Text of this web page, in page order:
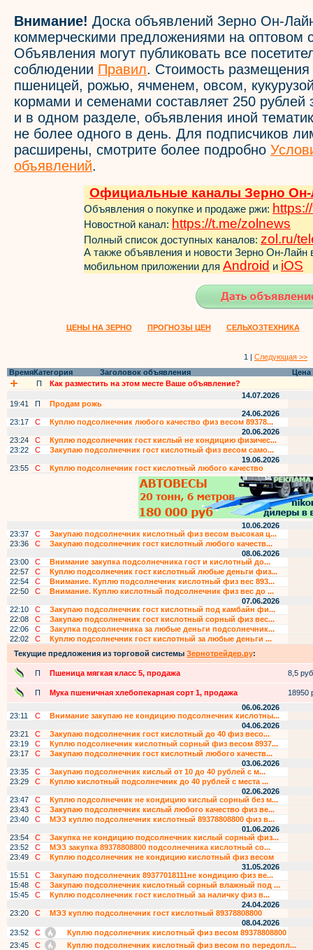
Внимание! Доска объявлений Зерно Он-
коммерческими предложениями на оптовом
Объявления могут публиковать все
соблюдении Правил. Стоимость
пшеницей, рожью, ячменем, овсом,
кормами и семенами составляет 250 рублей
и в одном разделе, объявления иной
не более одного в день. Для подписчиков
расширены, смотрите более подробно
объявлений.
Официальные каналы Зерно Он-
Объявления о покупке и продаже ржи:
Новостной канал: https://t.me/zol news
Полный список доступных каналов: zol.ru/
А также объявления и новости Зерно Он-Лайн
мобильном приложении для Android и iOS
ЦЕНЫ НА ЗЕРНО ПРОГНОЗЫ ЦЕН СЕЛЬХОЗТЕХНИКА
1 | Следующая >>
ВремяКатегория Заголовок объявления
Цена
П
Как разместить на этом месте Ваше объявление?
14.07.2026
19:41
П
Продам рожь
24.06.2026
23:17
С
Куплю подсолнечник любого качество физ весом 89378...
20.06.2026
23:24
С
Куплю подсолнечник гост кислый не кондицию физичес...
23:22
С
Закупаю подсолнечник гост кислотный физ весом само...
19.06.2026
23:55
С Куплю подсолнечник гост кислотный любого качество
10.06.2026
23:37
С
Закупаю подсолнечник кислотный физ весом высокая ц...
23:36
С
Закупаю подсолнечник гост кислотный любого качеств...
08.06.2026
23:00
С
Внимание закупка подсолнечника гост и кислотный до...
22:57
С
Куплю подсолнечник гост кислотный любые деньги физ...
22:54
С
Внимание. Куплю подсолнечник кислотный физ вес 893...
22:50
С
Внимание. Куплю кислотный подсолнечник физ вес до ...
07.06.2026
22:10
С
Закупаю подсолнечник гост кислотный под камбайн фи...
22:08
С
Закупаю подсолнечник гост кислотный сорный физ вес...
22:06
С
Закупка подсолнечника за любые деньги подсолнечник...
22:02
С
Куплю подсолнечник гост кислотный за любые деньги ...
Текущие предложения из торговой системы Зернотрейдер.ру:
П Пшеница мягкая класс 5, продажа 8,5
П Мука пшеничная хлебопекарная сорт 1, продажа
18950
06.06.2026
23:11
С
Внимание закупаю не кондицию подсолнечник кислотны...
04.06.2026
23:21
С
Закупаю подсолнечник гост кислотный до 40 физ весо...
23:19
С
Куплю подсолнечник кислотный сорный физ весом 8937...
23:17
С
Закупаю подсолнечник гост кислотный любого качеств...
03.06.2026
23:35
С
Закупаю подсолнечник кислый от 10 до 40 рублей с м...
23:29
С
Куплю кислотный подсолнечник до 40 рублей с места ...
02.06.2026
23:47
С
Куплю подсолнечник не кондицию кислый сорный без м...
23:43
С
Закупаю подсолнечник кислый любого качество физ ве...
23:40
С
МЭЗ куплю подсолнечник кислотный 89378808800 физ в...
01.06.2026
23:54
С
Закупка не кондицию подсолнечник кислый сорный физ...
23:52
С
МЭЗ закупка 89378808800 подсолнечника кислотный со...
23:49
С
Куплю подсолнечник не кондицию кислотный физ весом
31.05.2026
15:51
С
Закупаю подсолнечник 89377018111не кондицию физ ве...
15:48
С
Закупаю подсолнечник кислотный сорный влажный под ...
15:45
С
Куплю подсолнечник гост кислотный за наличку физ в...
24.04.2026
23:20
С
МЭЗ куплю подсолнечник гост кислотный 89378808800
08.04.2026
23:52
С
Куплю подсолнечник кислотный физ весом 89378808800
23:45
С
Куплю подсолнечник кислотный физ весом по передопл...